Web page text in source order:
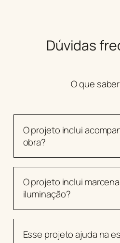
Dúvidas
O que
O projeto inclui
obra?
O projeto inclui
iluminação?
Esse projeto ajuda na